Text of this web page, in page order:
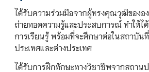
ได้รับความร่วมมือจากผู้ทรงคุณวุฒิของอ
ถ่ายทอดความรู้และประสบการณ์ ทำให้ไ
การเรียนรู้ พร้อมที่จะศึกษาต่อในสถาบัน
ประเทศและต่างประเทศ
ได้รับการฝึกทักษะทางวิชาชีพจากสถาน